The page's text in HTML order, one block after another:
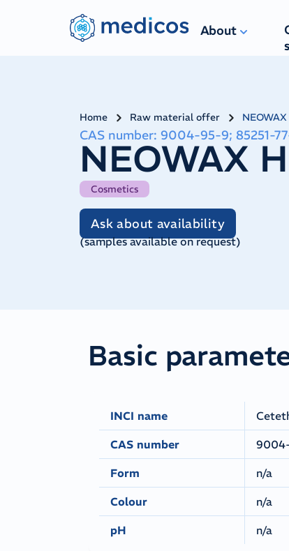
About
Home Raw material offer NEOWAX
CAS number: 9004-95-9; 85251-
NEOWAX H
Cosmetics
Ask about availability
(samples available on request)
Basic
INCI name
CAS number
Form n/a
Colour n/a
pH n/a